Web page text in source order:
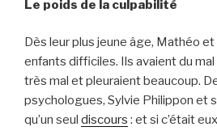
Le poids de la culpabilité
Dès leur plus jeune âge, Mathéo
enfants difficiles. Ils avaient du
très mal et pleuraient beaucoup.
psychologues, Sylvie Philippon et
qu’un seul discours : et si c’était